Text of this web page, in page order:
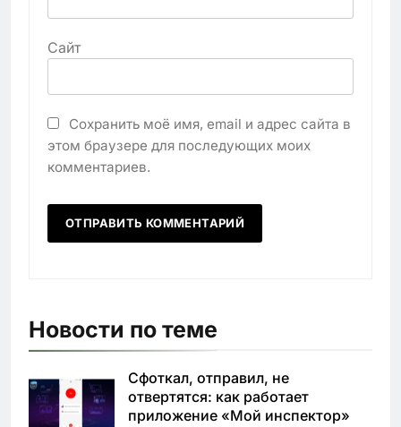
Сайт
Сохранить моё имя, email и адрес сайта в
этом браузере для последующих моих
комментариев.
Новости по теме
Сфоткал, отправил, не
отвертятся: как работает
приложение «Мой инспектор»